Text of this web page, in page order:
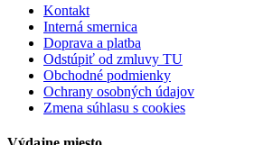
Kontakt
Interná smernica
Doprava a platba
Odstúpiť od zmluvy TU
Obchodné podmienky
Ochrany osobných údajov
Zmena súhlasu s cookies